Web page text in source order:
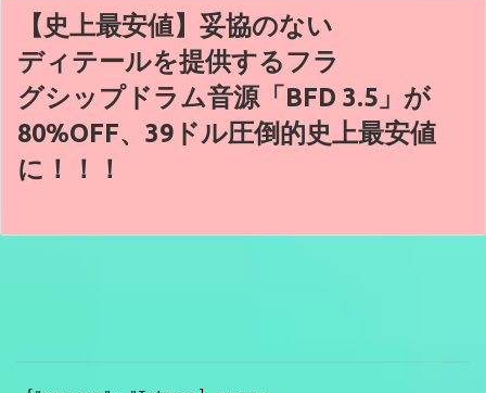
【史上最安値】妥協のない
ディテールを提供するフラ
グシップドラム音源「BFD 3.5」が
80%OFF、39ドル圧倒的史上最安値
に！！！